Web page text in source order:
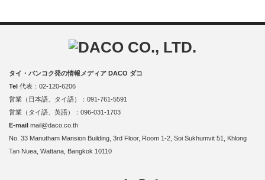
タイ・バンコク発の情報メディア DACO ダコ
Tel 代表：02-120-6206
営業（日本語、タイ語）：091-761-5591
営業（タイ語、英語）：096-031-1703
E-mail mail@daco.co.th
No. 33 Manutham Mansion Building, 3rd Floor, Room 1-2, Soi Sukhumvit 51, Khlong
Tan Nuea, Wattana, Bangkok 10110